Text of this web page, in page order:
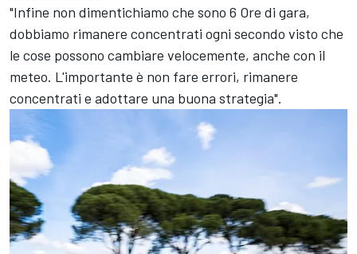
"Infine non dimentichiamo che sono 6 Ore di gara,
dobbiamo rimanere concentrati ogni secondo visto che
le cose possono cambiare velocemente, anche con il
meteo. L'importante è non fare errori, rimanere
concentrati e adottare una buona strategia".